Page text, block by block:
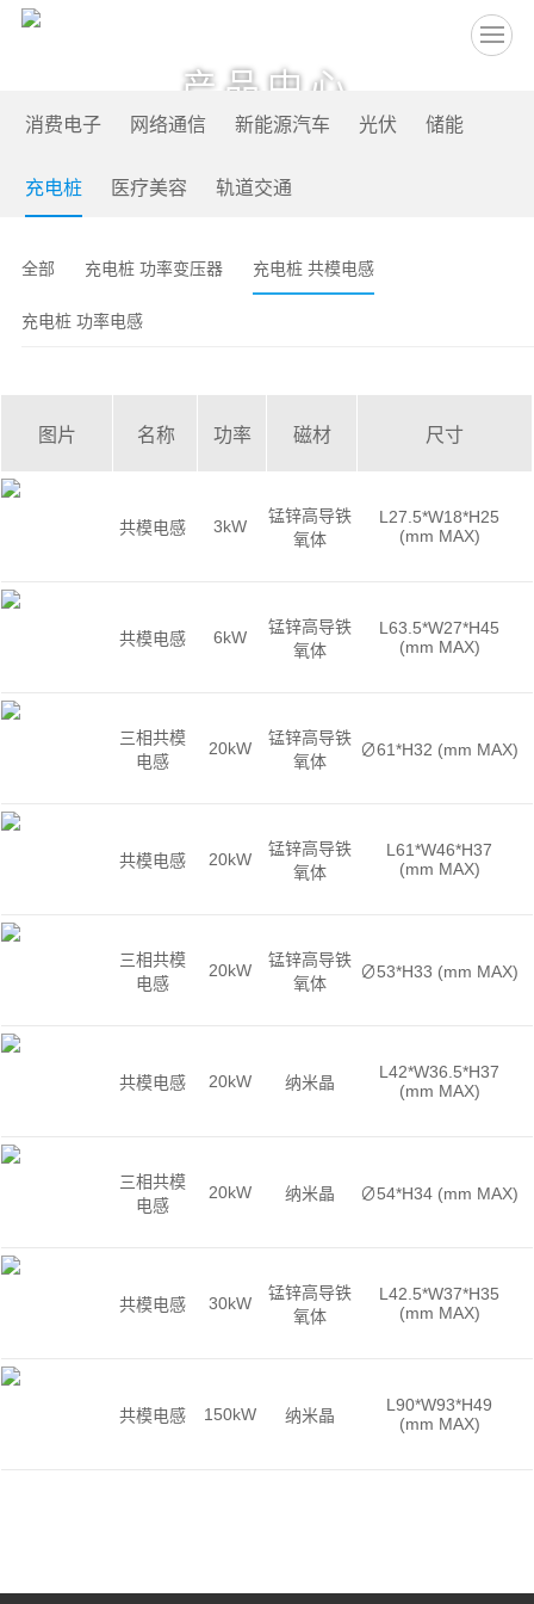
产品中心
消费电子 网络通信 新能源汽车 光伏 储能
充电桩 医疗美容 轨道交通
全部 充电桩 功率变压器 充电桩 共模电感
充电桩 功率电感
图片 名称 功率 磁材 尺寸
共模电感 3kW
锰锌高导铁
氧体
L27.5*W18*H25
(mm MAX)
共模电感 6kW
锰锌高导铁
氧体
L63.5*W27*H45
(mm MAX)
三相共模
电感
20kW
锰锌高导铁
氧体
∅61*H32 (mm MAX)
共模电感 20kW
锰锌高导铁
氧体
L61*W46*H37
(mm MAX)
三相共模
电感
20kW
锰锌高导铁
氧体
∅53*H33 (mm MAX)
共模电感 20kW 纳米晶
L42*W36.5*H37
(mm MAX)
三相共模
电感
20kW 纳米晶 ∅54*H34 (mm MAX)
共模电感 30kW
锰锌高导铁
氧体
L42.5*W37*H35
(mm MAX)
共模电感 150kW 纳米晶
L90*W93*H49
(mm MAX)